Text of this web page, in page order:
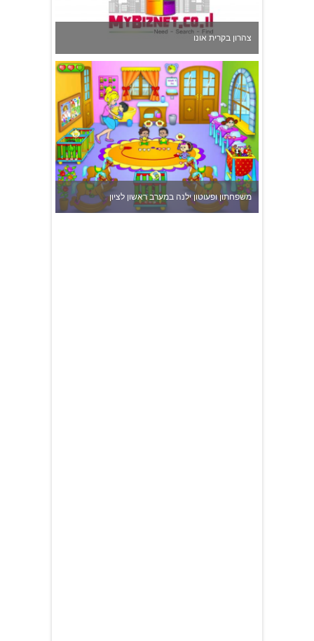
משפחתון ופעוטון ילנה במערב ראשון לציון